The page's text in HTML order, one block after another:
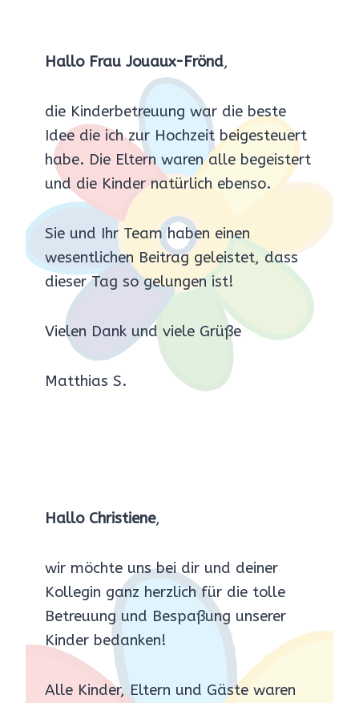
Hallo Frau Jouaux-Frönd,
die Kinderbetreuung war die beste
Idee die ich zur Hochzeit beigesteuert
habe. Die Eltern waren alle begeistert
und die Kinder natürlich ebenso.
Sie und Ihr Team haben einen
wesentlichen Beitrag geleistet, dass
dieser Tag so gelungen ist!
Vielen Dank und viele Grüße
Matthias S.
Hallo Christiene,
wir möchte uns bei dir und deiner
Kollegin ganz herzlich für die tolle
Betreuung und Bespaßung unserer
Kinder bedanken!
Alle Kinder, Eltern und Gäste waren